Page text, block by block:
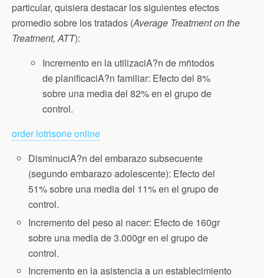
particular, quisiera destacar los siguientes efectos
promedio sobre los tratados (Average Treatment on the
Treatment, ATT):
Incremento en la utilizaciA?n de mñtodos
de planificaciA?n familiar: Efecto del 8%
sobre una media del 82% en el grupo de
control.
order lotrisone online
DisminuciA?n del embarazo subsecuente
(segundo embarazo adolescente): Efecto del
51% sobre una media del 11% en el grupo de
control.
Incremento del peso al nacer: Efecto de 160gr
sobre una media de 3.000gr en el grupo de
control.
Incremento en la asistencia a un establecimiento